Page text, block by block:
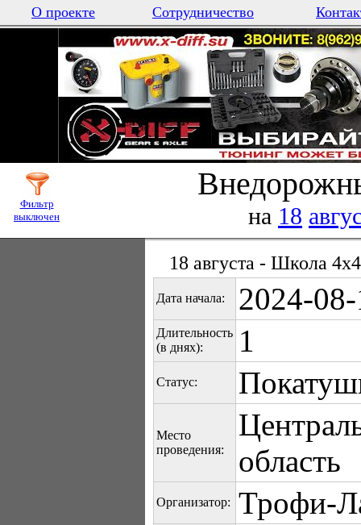
О проекте Сотрудничество
Фильтр
выключен
на 18
18 августа - Школа
Дата начала: 2024-
Длительность
(в днях):
1
Статус:
Место
проведения:
область
Организатор: Трофи-